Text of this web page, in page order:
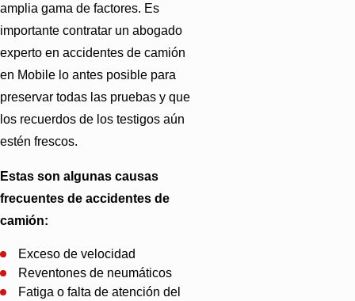
amplia gama de factores. Es
importante contratar un abogado
experto en accidentes de camión
en Mobile lo antes posible para
preservar todas las pruebas y que
los recuerdos de los testigos aún
estén frescos.
Estas son algunas causas
frecuentes de accidentes de
camión:
Exceso de velocidad
Reventones de neumáticos
Fatiga o falta de atención del